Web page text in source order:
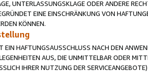
UNTERLASSUNGSKLAGE ODER ANDERE
EINE EINSCHRÄNKUNG VON
KÖNNEN.
EIN HAFTUNGSAUSSCHLUSS NACH DEN
AUS, DIE UNMITTELBAR ODER
IHRER NUTZUNG DER